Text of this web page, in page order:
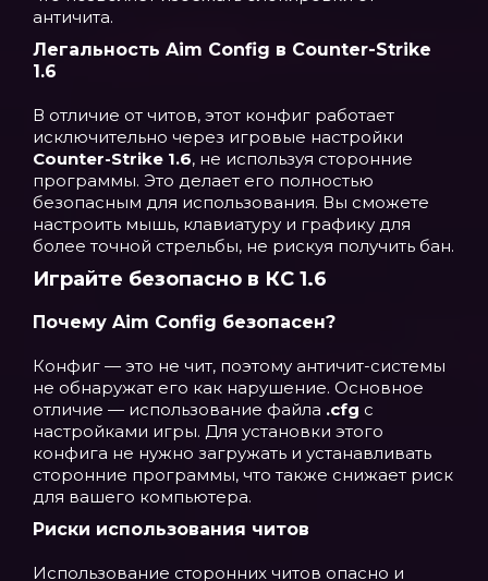
античита.
Легальность Aim Config в Counter-Strike
1.6
В отличие от читов, этот конфиг работает
исключительно через игровые настройки
Counter-Strike 1.6, не используя сторонние
программы. Это делает его полностью
безопасным для использования. Вы сможете
настроить мышь, клавиатуру и графику для
более точной стрельбы, не рискуя получить бан.
Играйте безопасно в КС 1.6
Почему Aim Config безопасен?
Конфиг — это не чит, поэтому античит-системы
не обнаружат его как нарушение. Основное
отличие — использование файла .cfg с
настройками игры. Для установки этого
конфига не нужно загружать и устанавливать
сторонние программы, что также снижает риск
для вашего компьютера.
Риски использования читов
Использование сторонних читов опасно и